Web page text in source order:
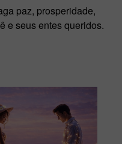
paz, prosperidade,
e seus entes queridos.